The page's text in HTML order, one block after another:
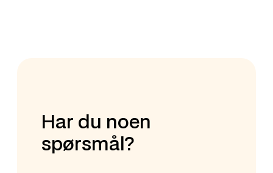
Har du noen
spørsmål?